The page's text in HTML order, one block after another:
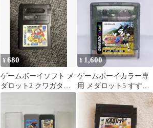
¥680
ゲームボーイソフト メ
ダロット2 クワガタバ
ージョン(ソフト出品多
¥ 1,600
ゲームボーイカラー専
用 メダロット5 すすた
け村の転校生 クワガタ
バージョン